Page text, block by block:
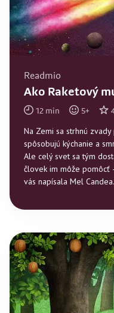
Readmio
Ako Raketový
12 min 5+
Na Zemi sa strhnú
spôsobujú kýchanie a
Ale celý svet sa tým
človek im môže pomôcť
vás napísala Mel Candea.